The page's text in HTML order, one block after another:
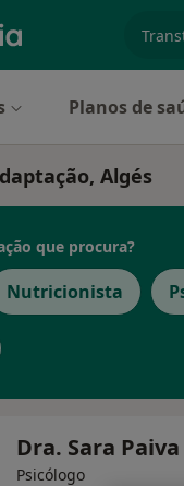
Planos de
Algés
que procura?
Nutricionista
Dra. Sara Paiva
Psicólogo